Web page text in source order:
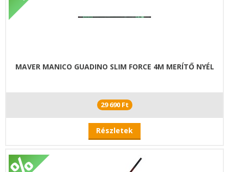
MAVER MANICO GUADINO SLIM FORCE 4M MERÍTŐ NYÉL
29 690 Ft
Részletek